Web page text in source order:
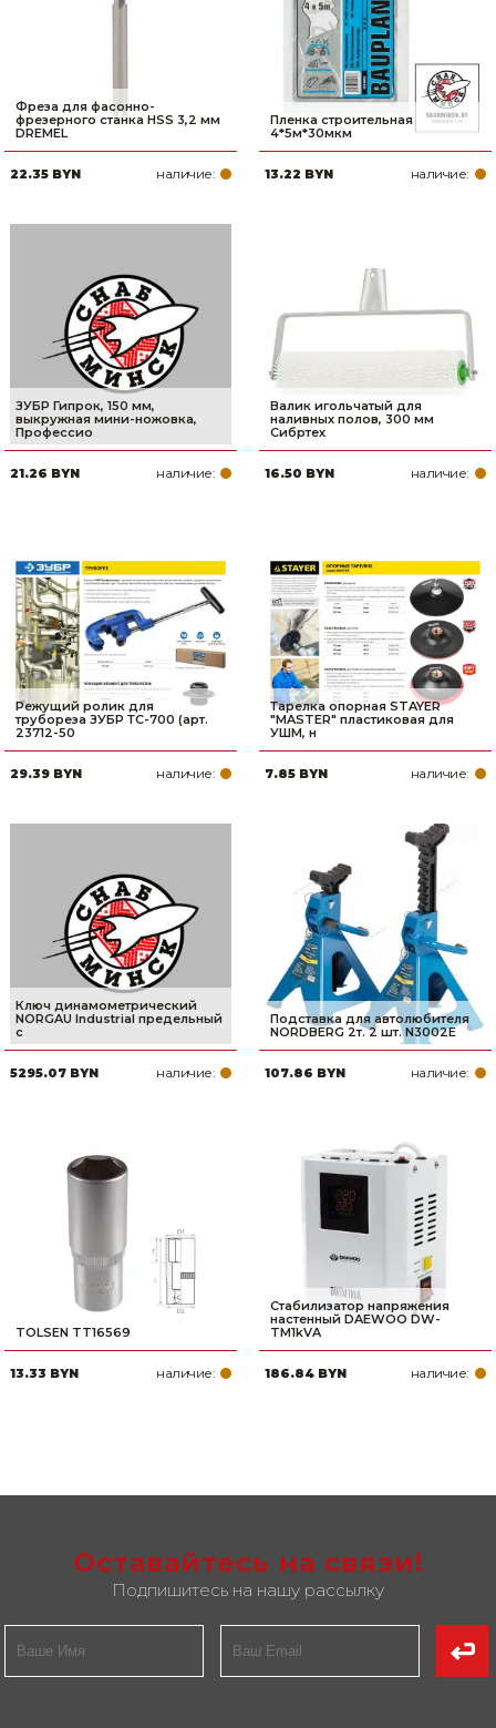
Фреза для фасонно-
фрезерного станка HSS 3,2 мм
DREMEL
22.35 BYN наличие:
Пленка строительная
4*5м*30мкм
13.22 BYN наличие:
ЗУБР Гипрок, 150 мм,
выкружная мини-ножовка,
Профессио
21.26 BYN наличие:
Валик игольчатый для
наливных полов, 300 мм
Сибртех
16.50 BYN наличие:
Режущий ролик для
трубореза ЗУБР ТС-700 (арт.
23712-50
29.39 BYN наличие:
Тарелка опорная STAYER
″MASTER″ пластиковая для
УШМ, н
7.85 BYN наличие:
Ключ динамометрический
NORGAU Industrial предельный
с
5295.07 BYN наличие:
Подставка для автолюбителя
NORDBERG 2т. 2 шт. N3002E
107.86 BYN наличие:
TOLSEN TT16569
13.33 BYN наличие:
Стабилизатор напряжения
настенный DAEWOO DW-
TM1kVA
186.84 BYN наличие:
Оставайтесь на связи!
Подпишитесь на нашу рассылку